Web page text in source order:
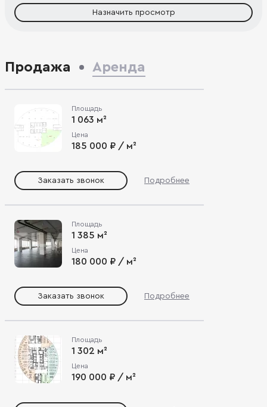
Назначить просмотр
Продажа Аренда
Площадь
1 063 м²
Цена
185 000 ₽ / м²
Заказать звонок Подробнее
Площадь
1 385 м²
Цена
180 000 ₽ / м²
Заказать звонок Подробнее
Площадь
1 302 м²
Цена
190 000 ₽ / м²